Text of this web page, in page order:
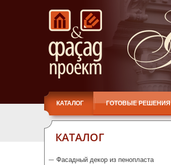
КАТАЛОГ ГОТОВЫЕ РЕШЕНИЯ
КАТАЛОГ
Фасадный декор из пенопласта